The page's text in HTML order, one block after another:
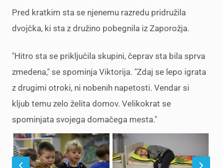
Pred kratkim sta se njenemu razredu pridružila
dvojčka, ki sta z družino pobegnila iz Zaporožja.
"Hitro sta se priključila skupini, čeprav sta bila sprva
zmedena," se spominja Viktorija. "Zdaj se lepo igrata
z drugimi otroki, ni nobenih napetosti. Vendar si
kljub temu zelo želita domov. Velikokrat se
spominjata svojega domačega mesta."